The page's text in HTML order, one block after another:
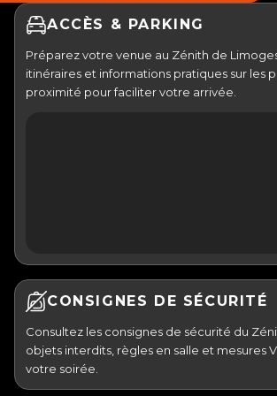
(30€ TTC/pers) :
ACCÈS & PARKING
Préparez votre venue au Zénith de
itinéraires et informations pratiques sur les
proximité pour faciliter votre arrivée.
CONSIGNES DE SÉCURITÉ
Consultez les consignes de sécurité du
objets interdits, règles en salle et mesures
votre soirée.